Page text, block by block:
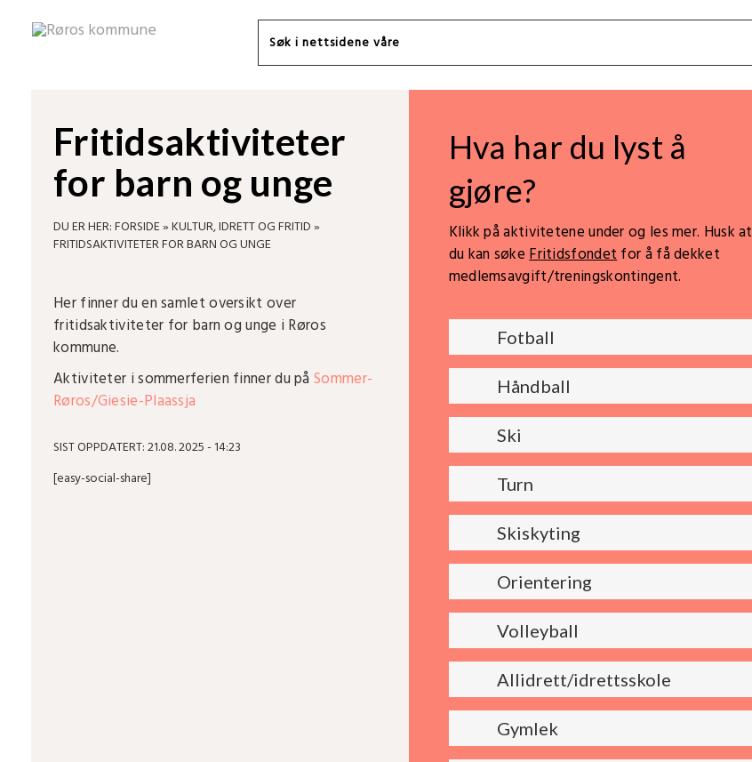
Fritidsaktiviteter
for barn og unge
DU ER HER:FORSIDE»KULTUR, IDRETT OG FRITID»
FRITIDSAKTIVITETER FOR BARN OG UNGE
Her finner du en samlet oversikt over
fritidsaktiviteter for barn og unge i Røros
kommune.
Aktiviteter i sommerferien finner du på Sommer-
Røros/Giesie-Plaassja
SIST OPPDATERT: 21.08. 2025 - 14:23
[easy-social-share]
Hva har du lyst å
gjøre?
Klikk på aktivitetene under og les mer. Husk at
du kan søkeFritidsfondetfor å få dekket
medlemsavgift/treningskontingent.
Fotball
Håndball
Ski
Turn
Skiskyting
Orientering
Volleyball
Allidrett/idrettsskole
Gymlek